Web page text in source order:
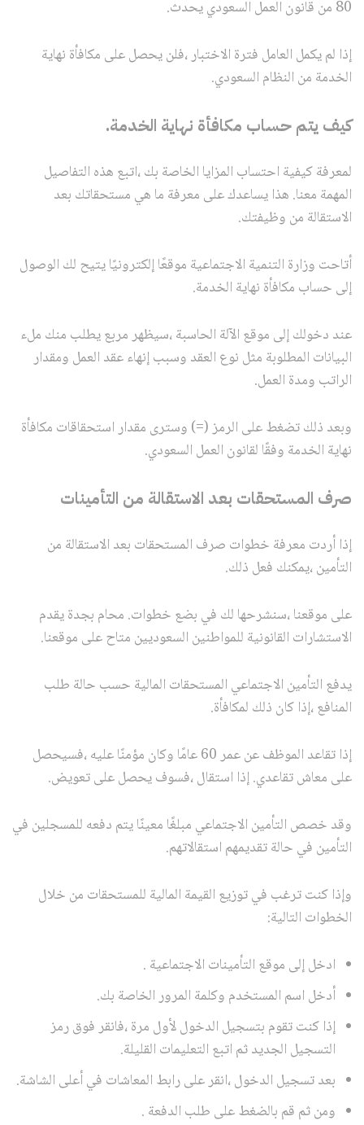
80 من قانون العمل السعودي يحدث.
إذا لم يكمل العامل فترة الاختبار ،فلن يحصل على مكافأة نهاية
الخدمة من النظام السعودي.
كيف يتم حساب مكافأة نهاية الخدمة.
لمعرفة كيفية احتساب المزايا الخاصة بك ،اتبع هذه التفاصيل
المهمة معنا. هذا يساعدك على معرفة ما هي مستحقاتك بعد
الاستقالة من وظيفتك.
أتاحت وزارة التنمية الاجتماعية موقعًا إلكترونيًا يتيح لك الوصول
إلى حساب مكافأة نهاية الخدمة.
عند دخولك إلى موقع الآلة الحاسبة ،سيظهر مربع يطلب منك ملء
البيانات المطلوبة مثل نوع العقد وسبب إنهاء عقد العمل ومقدار
الراتب ومدة العمل.
وبعد ذلك تضغط على الرمز (=) وسترى مقدار استحقاقات مكافأة
نهاية الخدمة وفقًا لقانون العمل السعودي.
صرف المستحقات بعد الاستقالة من التأمينات
إذا أردت معرفة خطوات صرف المستحقات بعد الاستقالة من
التأمين ،يمكنك فعل ذلك.
على موقعنا ،سنشرحها لك في بضع خطوات. محام بجدة يقدم
الاستشارات القانونية للمواطنين السعوديين متاح على موقعنا.
يدفع التأمين الاجتماعي المستحقات المالية حسب حالة طلب
المنافع ،إذا كان ذلك لمكافأة.
إذا تقاعد الموظف عن عمر 60 عامًا وكان مؤمنًا عليه ،فسيحصل
على معاش تقاعدي. إذا استقال ،فسوف يحصل على تعويض.
وقد خصص التأمين الاجتماعي مبلغًا معينًا يتم دفعه للمسجلين في
التأمين في حالة تقديمهم استقالاتهم.
وإذا كنت ترغب في توزيع القيمة المالية للمستحقات من خلال
الخطوات التالية:
ادخل إلى موقع التأمينات الاجتماعية .
أدخل اسم المستخدم وكلمة المرور الخاصة بك.
إذا كنت تقوم بتسجيل الدخول لأول مرة ،فانقر فوق رمز
التسجيل الجديد ثم اتبع التعليمات القليلة.
بعد تسجيل الدخول ،انقر على رابط المعاشات في أعلى الشاشة.
ومن ثم قم بالضغط على طلب الدفعة .